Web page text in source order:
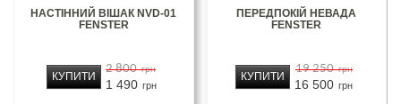
НАСТІННИЙ ВІШАК NVD-01
FENSTER
2 800 грн
1 490 грн
КУПИТИ
ПЕРЕДПОКІЙ НЕВАДА
FENSTER
19 250 грн
16 500 грн
КУПИТИ